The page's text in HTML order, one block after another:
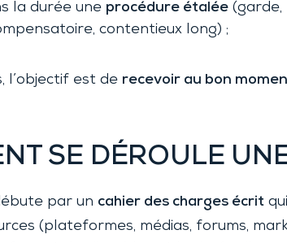
la durée une procédure étalée (garde,
contentieux long) ;
l’objectif est de recevoir au bon
SE DÉROULE
par un cahier des charges écrit
(plateformes, médias, forums,